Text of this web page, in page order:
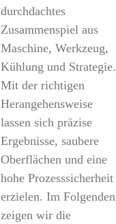
durchdachtes
Zusammenspiel aus
Maschine, Werkzeug,
Kühlung und Strategie.
Mit der richtigen
Herangehensweise
lassen sich präzise
Ergebnisse, saubere
Oberflächen und eine
hohe Prozesssicherheit
erzielen. Im Folgenden
zeigen wir die